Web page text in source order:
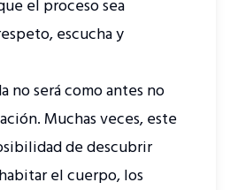
el proceso sea
escucha y
no será como antes no
Muchas veces, este
de descubrir
el cuerpo, los